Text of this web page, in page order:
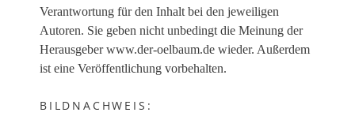
Verantwortung für den Inhalt bei den jeweiligen
Autoren. Sie geben nicht unbedingt die Meinung der
Herausgeber www.der-oelbaum.de wieder. Außerdem
ist eine Veröffentlichung vorbehalten.
BILDNACHWEIS: